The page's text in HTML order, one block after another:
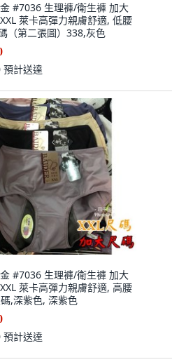
#7036 生理褲/衛生褲 加大
萊卡高彈力親膚舒適, 低腰
（第二張圖）338,灰色
預計送達
#7036 生理褲/衛生褲 加大
萊卡高彈力親膚舒適, 高腰
,深紫色, 深紫色
預計送達